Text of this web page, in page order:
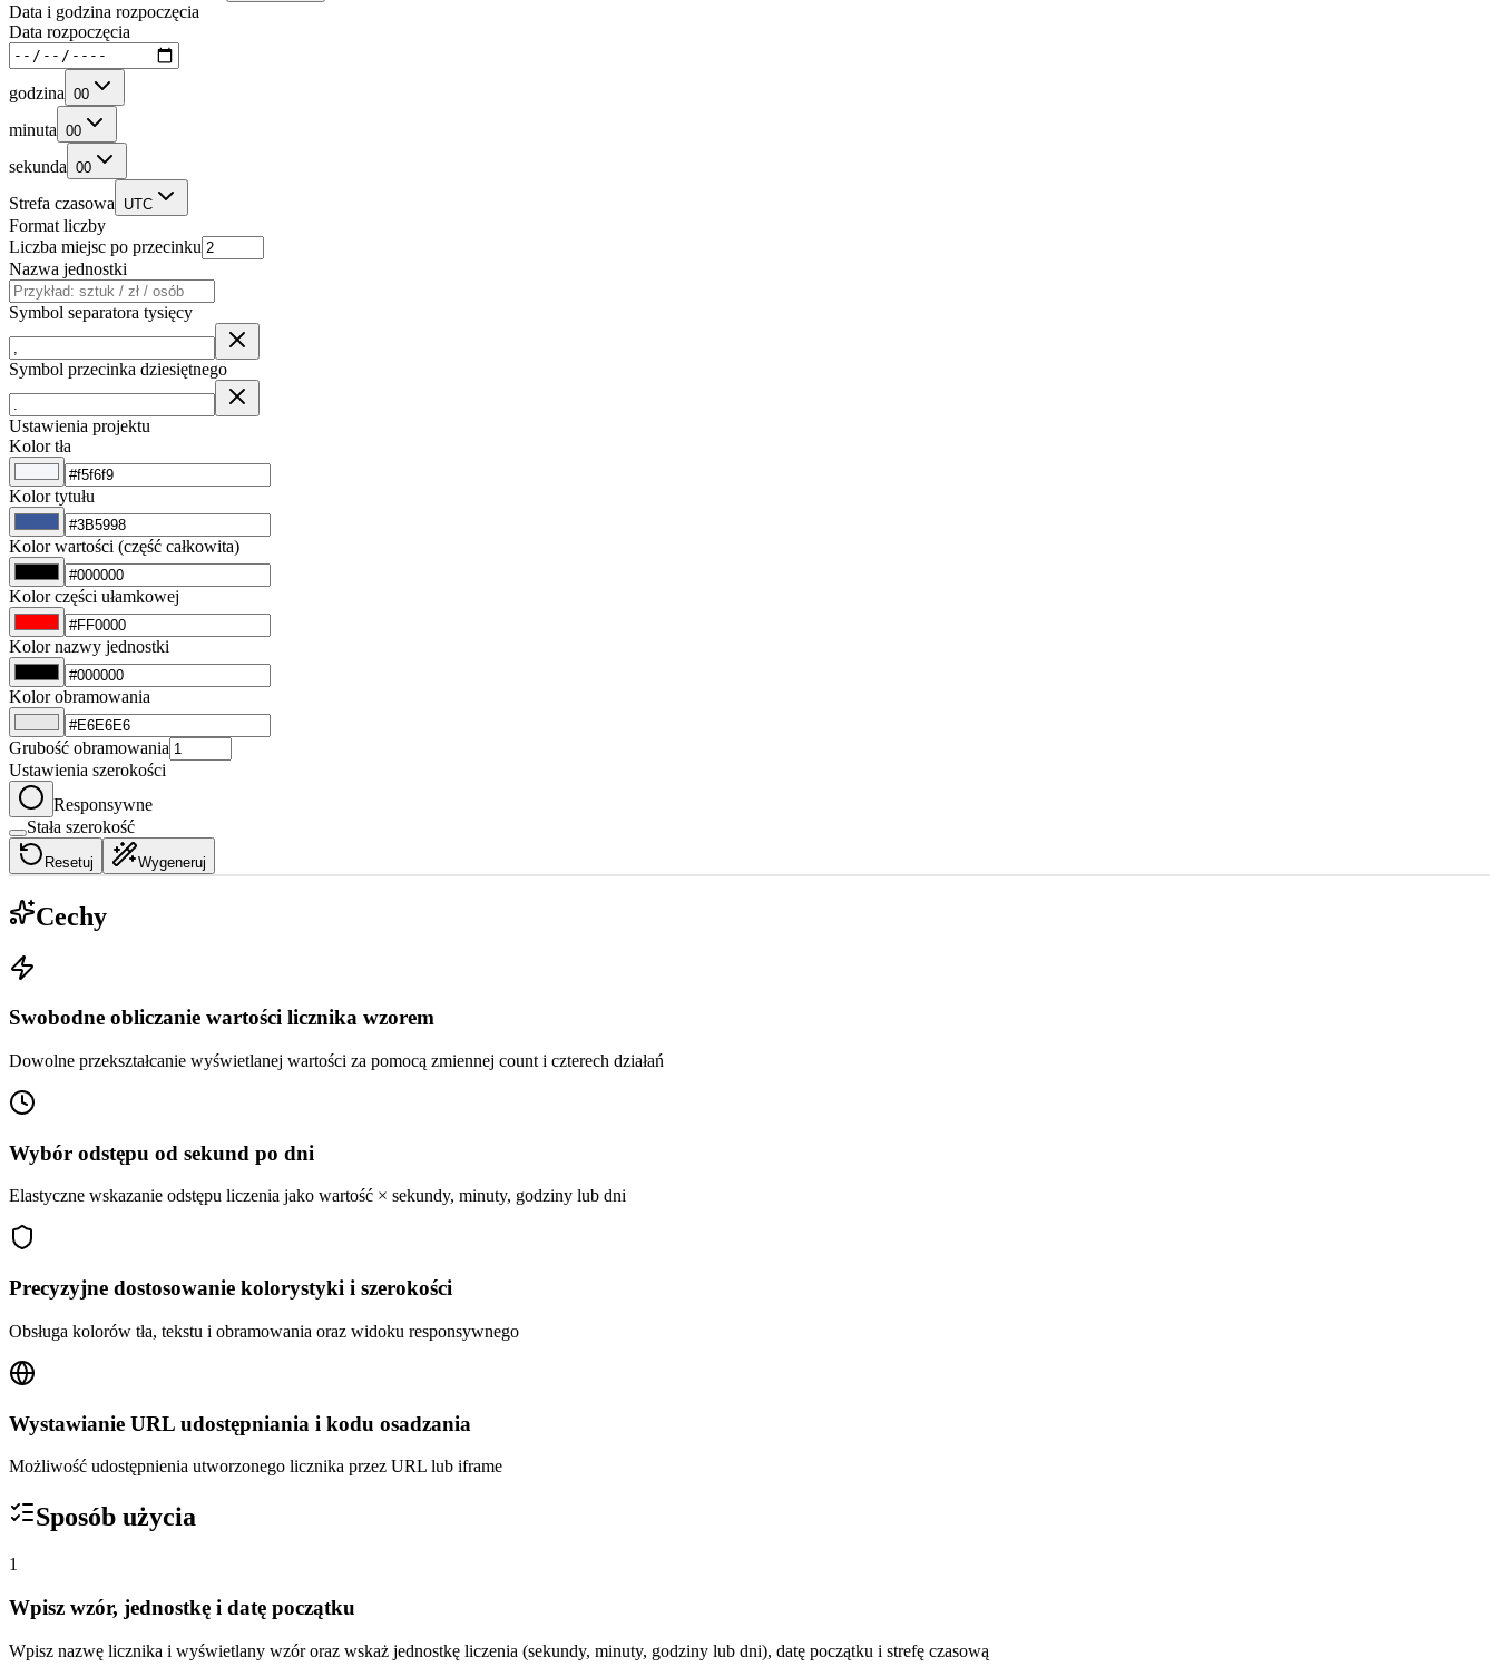
Data i godzina rozpoczęcia
Data rozpoczęcia
godzina 00
minuta 00
sekunda 00
Strefa czasowa UTC
Format liczby
Liczba miejsc po przecinku
Nazwa jednostki
Symbol separatora tysięcy
Symbol przecinka dziesiętnego
Ustawienia projektu
Kolor tła
Kolor tytułu
Kolor wartości (część całkowita)
Kolor części ułamkowej
Kolor nazwy jednostki
Kolor obramowania
Grubość obramowania
Ustawienia szerokości
Responsywne
Stała szerokość
Resetuj Wygeneruj
Cechy
Swobodne obliczanie wartości licznika wzorem
Dowolne przekształcanie wyświetlanej wartości za pomocą zmiennej count i czterech działań
Wybór odstępu od sekund po dni
Elastyczne wskazanie odstępu liczenia jako wartość × sekundy, minuty, godziny lub dni
Precyzyjne dostosowanie kolorystyki i szerokości
Obsługa kolorów tła, tekstu i obramowania oraz widoku responsywnego
Wystawianie URL udostępniania i kodu osadzania
Możliwość udostępnienia utworzonego licznika przez URL lub iframe
Sposób użycia
1
Wpisz wzór, jednostkę i datę początku
Wpisz nazwę licznika i wyświetlany wzór oraz wskaż jednostkę liczenia (sekundy, minuty, godziny lub dni), datę początku i strefę czasową